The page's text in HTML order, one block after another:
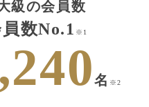
級の会員数
数No.1 ※1
名 ※2